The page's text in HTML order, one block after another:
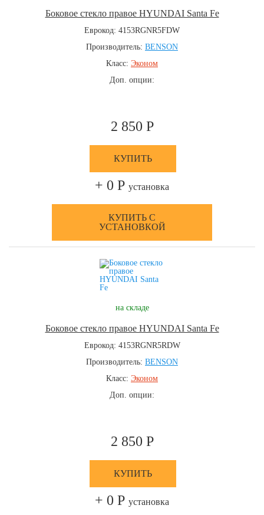
Боковое стекло правое HYUNDAI Santa Fe
Еврокод: 4153RGNR5FDW
Производитель: BENSON
Класс: Эконом
Доп. опции:
2 850 Р
КУПИТЬ
+ 0 Р установка
КУПИТЬ С
УСТАНОВКОЙ
на складе
Боковое стекло правое HYUNDAI Santa Fe
Еврокод: 4153RGNR5RDW
Производитель: BENSON
Класс: Эконом
Доп. опции:
2 850 Р
КУПИТЬ
+ 0 Р установка